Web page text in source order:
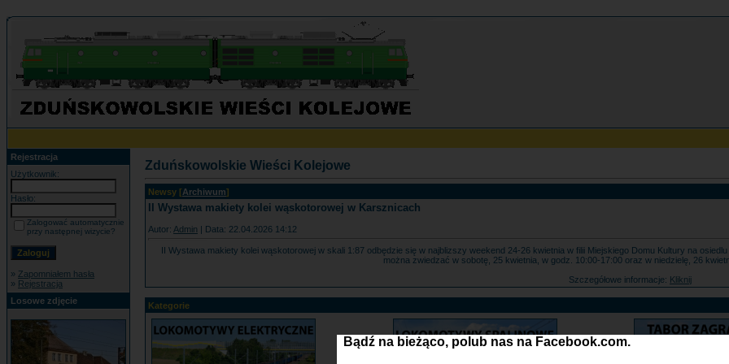
Rejestracja
Użytkownik:
Hasło:
Zalogować automatycznie
przy następnej wizycie?
» Zapomniałem hasła
» Rejestracja
Losowe zdjęcie
Zduńskowolskie Wieści Kolejowe
Newsy [Archiwum]
II Wystawa makiety kolei wąskotorowej w Karsznicach
Autor: Admin | Data: 22.04.2026 14:12
II Wystawa makiety kolei wąskotorowej w skali 1:87 odbędzie się w najblizszy weekend 24-26 kwietnia w filii Miejskiego Domu Kultury na
można zwiedzać w sobotę, 25 kwietnia, w godz. 10:00-17:00 oraz w niedzielę, 26
Szczegółowe informacje: Kliknij
Kategorie
Bądź na bieżąco, polub nas na Facebook.com.